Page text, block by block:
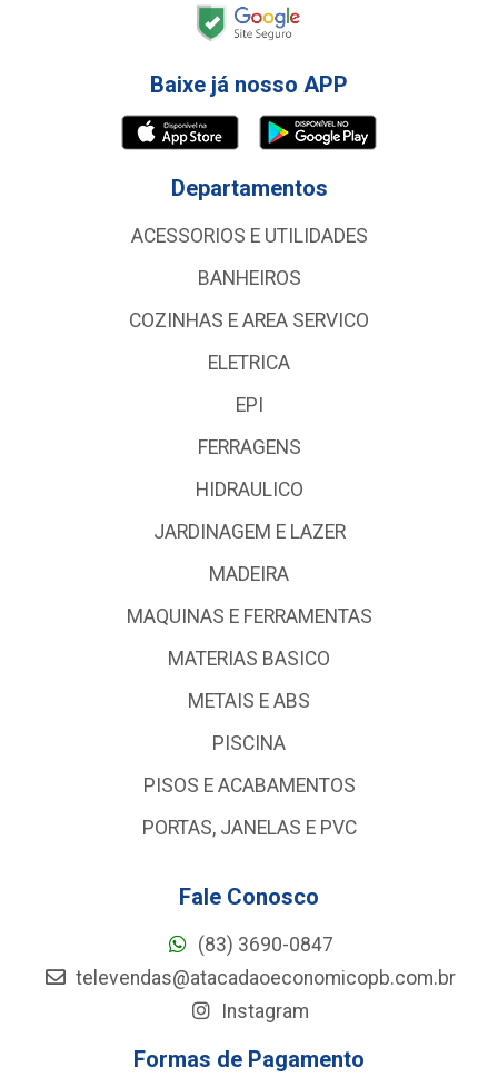
Baixe já nosso APP
Departamentos
ACESSORIOS E UTILIDADES
BANHEIROS
COZINHAS E AREA SERVICO
ELETRICA
EPI
FERRAGENS
HIDRAULICO
JARDINAGEM E LAZER
MADEIRA
MAQUINAS E FERRAMENTAS
MATERIAS BASICO
METAIS E ABS
PISCINA
PISOS E ACABAMENTOS
PORTAS, JANELAS E PVC
Fale Conosco
(83) 3690-0847
televendas@atacadaoeconomicopb.com.br
Instagram
Formas de Pagamento